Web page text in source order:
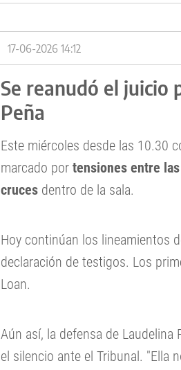
17-06-2026 14:12
Se reanudó el juicio
Peña
Este miércoles desde las 10.30
marcado por tensiones entre
cruces dentro de la sala.
Hoy continúan los lineamientos
declaración de testigos. Los
Loan.
Aún así, la defensa de
el silencio ante el Tribunal. "Ella